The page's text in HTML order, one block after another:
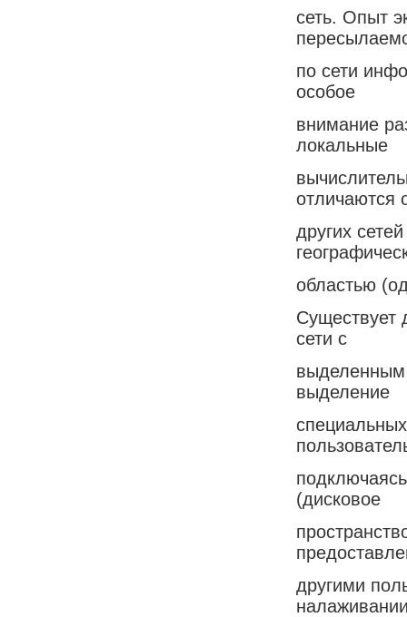
сеть. Опыт
по сети
особое
внимание
локальные
отличаются
других
областью
Существует
сети с
выделенным
выделение
(дисковое
другими